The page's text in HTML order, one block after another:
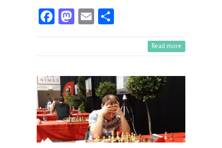
Fa
ce
o
k
M
as
o
n
E
m rt
Read more